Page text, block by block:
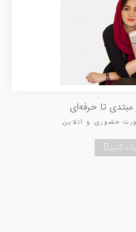
مبتدی تا حرفه‌ای
حضوری و آنلاین
کنید